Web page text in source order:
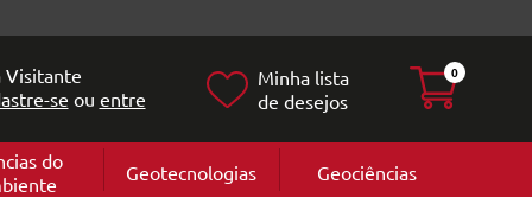
Visitante
se ou entre
Minha lista
de desejos
0
do
Geociências
Geotecnologias